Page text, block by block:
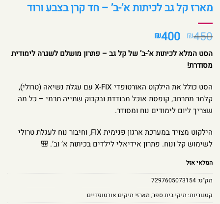
מארז קל גב לכיתות א’-ב’ – חד קרן בצבע ורוד
₪450 המחיר
המקורי
היה:
₪400 המחיר
הנוכחי
הוא:
הסט המלא לכיתות א’-ב’ של קל גב – פתרון מושלם לשגרה לימודית
מסודרת!
הסט כולל את הילקוט האורטופדי X-FIX עם עגלת נשיאה (טרולי),
קלמר מתרחב, קופסת אוכל מבודדת ובקבוק שתייה תרמי – כל מה
שצריך ליום לימודים נוח ומסודר.
הילקוט מצויד במערכת ארגון פנימית FIX, וחיבור נוח לעגלת טרולי
לשימוש קל ונוח. פתרון אידיאלי לילדים בכיתות א’ וב’. 🎒
המלאי אזל
מק"ט:7297605073154
קטגוריות: תיקי בית ספר, מארזי תיקים אורטופדיים